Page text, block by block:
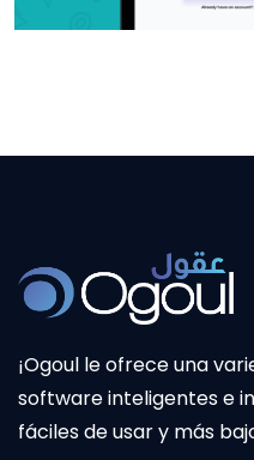
¡Ogoul le ofrece una
software inteligentes e
fáciles de usar y más